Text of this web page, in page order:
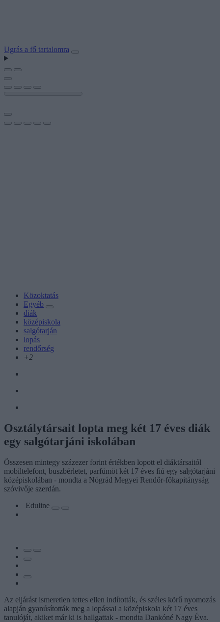
Ugrás a fő tartalomra
Közoktatás
Egyéb
diák
középiskola
salgótarján
lopás
rendőrség
+2
Osztálytársait lopta meg két 17 éves diák
egy salgótarjáni iskolában
Összesen mintegy százezer forint értékben lopott el diáktársaitól
mobiltelefont, buszbérletet, parfümöt két 17 éves fiú egy salgótarjáni
középiskolában - mondta a Nógrád Megyei Rendőr-főkapitányság
szóvivője szerdán.
Eduline
Az eljárást ismeretlen tettes ellen indították, és széles körű nyomozás
alapján gyanúsították meg a lopással a középiskola két 17 éves
tanulóját, akiket már ki is hallgattak - mondta Dankóné Nagy Éva.